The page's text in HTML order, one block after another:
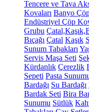
Tencere ve Tava
Kovaları Banyo
Endüstriyel Çöp
Grubu
Bıçağı Çatal Kaşık
Sunum Tabakları
Servis Maşa Seti
Kürdanlık Çerezlik
Sepeti Pasta
Bardağı Su Bardağı
Bardak Seti Bira
Sunumu Sütlük